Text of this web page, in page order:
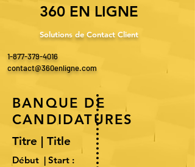
360 EN LIGNE
Solutions de Contact Client
1-877-379-4016
contact@360enligne.com
BANQUE DE
CANDIDATURES
Titre | Title
Début | Start :